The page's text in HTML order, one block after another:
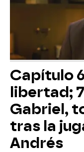
Capítulo
libertad;
Gabriel,
tras la
Andrés